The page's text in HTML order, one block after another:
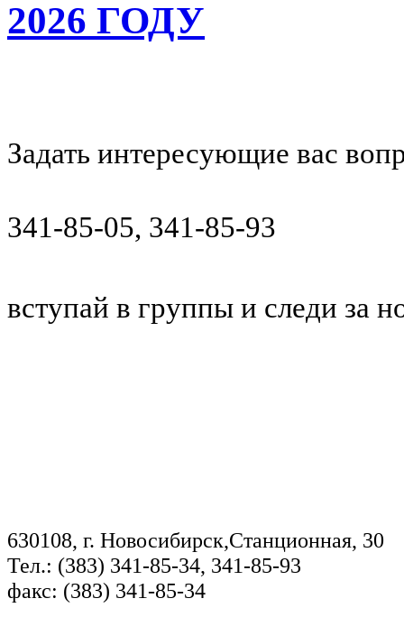
2026 ГОДУ
Задать интересующие вас
341-85-05, 341-85-93
вступай в группы и следи за
630108, г. Новосибирск,Станционная, 30
Тел.: (383) 341-85-34, 341-85-93
факс: (383) 341-85-34